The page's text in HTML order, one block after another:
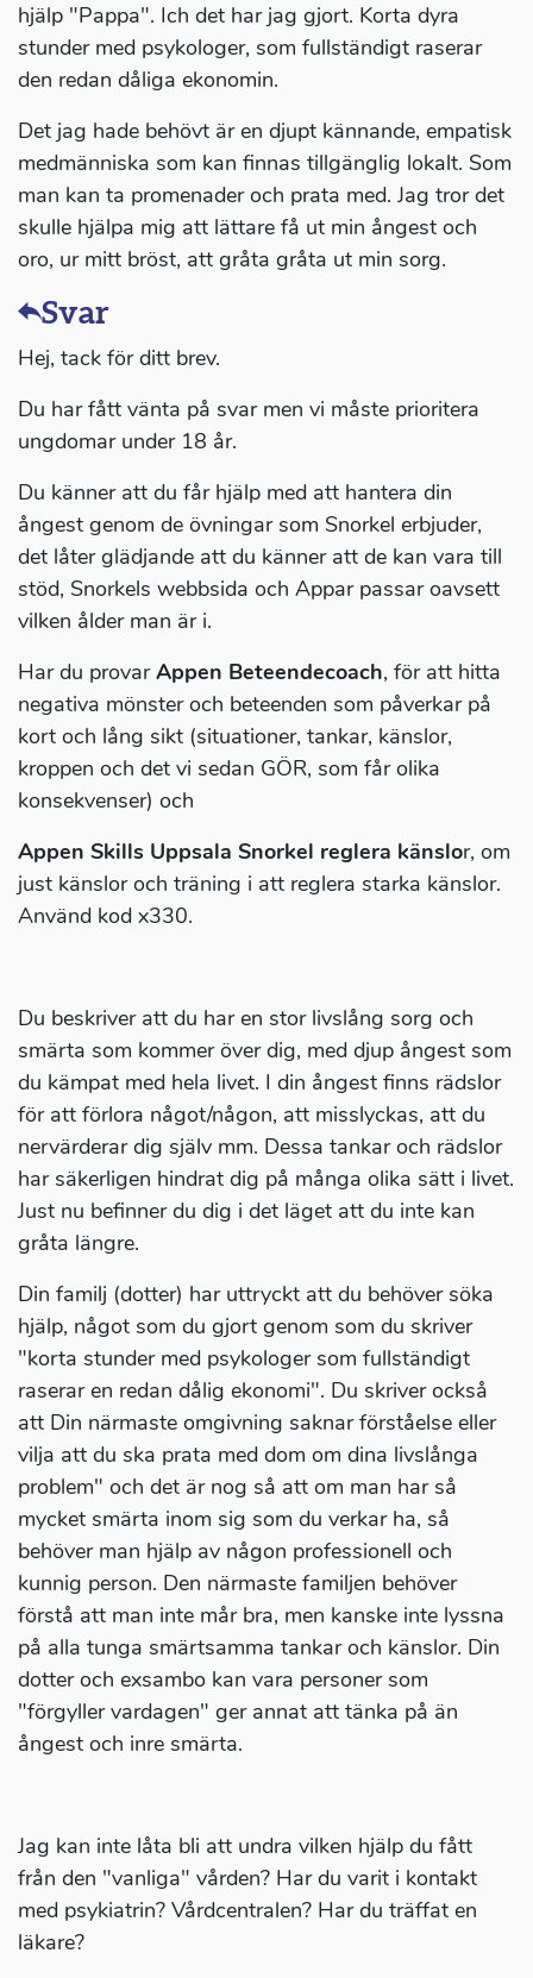
hjälp "Pappa". Ich det har jag gjort. Korta dyra
stunder med psykologer, som fullständigt raserar
den redan dåliga ekonomin.
Det jag hade behövt är en djupt kännande, empatisk
medmänniska som kan finnas tillgänglig lokalt. Som
man kan ta promenader och prata med. Jag tror det
skulle hjälpa mig att lättare få ut min ångest och
oro, ur mitt bröst, att gråta gråta ut min sorg.
Svar
Hej, tack för ditt brev.
Du har fått vänta på svar men vi måste prioritera
ungdomar under 18 år.
Du känner att du får hjälp med att hantera din
ångest genom de övningar som Snorkel erbjuder,
det låter glädjande att du känner att de kan vara till
stöd, Snorkels webbsida och Appar passar oavsett
vilken ålder man är i.
Har du provarAppen Beteendecoach, för att hitta
negativa mönster och beteenden som påverkar på
kort och lång sikt (situationer, tankar, känslor,
kroppen och det vi sedan GÖR, som får olika
konsekvenser) och
Appen Skills Uppsala Snorkel reglera känslor, om
just känslor och träning i att reglera starka känslor.
Använd kod x330.
Du beskriver att du har en stor livslång sorg och
smärta som kommer över dig, med djup ångest som
du kämpat med hela livet. I din ångest finns rädslor
för att förlora något/någon, att misslyckas, att du
nervärderar dig själv mm. Dessa tankar och rädslor
har säkerligen hindrat dig på många olika sätt i livet.
Just nu befinner du dig i det läget att du inte kan
gråta längre.
Din familj (dotter) har uttryckt att du behöver söka
hjälp, något som du gjort genom som du skriver
"korta stunder med psykologer som fullständigt
raserar en redan dålig ekonomi". Du skriver också
att Din närmaste omgivning saknar förståelse eller
vilja att du ska prata med dom om dina livslånga
problem" och det är nog så att om man har så
mycket smärta inom sig som du verkar ha, så
behöver man hjälp av någon professionell och
kunnig person. Den närmaste familjen behöver
förstå att man inte mår bra, men kanske inte lyssna
på alla tunga smärtsamma tankar och känslor. Din
dotter och exsambo kan vara personer som
"förgyller vardagen" ger annat att tänka på än
ångest och inre smärta.
Jag kan inte låta bli att undra vilken hjälp du fått
från den "vanliga" vården? Har du varit i kontakt
med psykiatrin? Vårdcentralen? Har du träffat en
läkare?